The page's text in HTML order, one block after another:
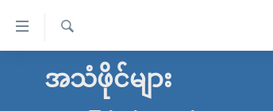
လွယ်ကူ
မူလစာမျက်နှာ
ရ
အသံဖိုင်များ